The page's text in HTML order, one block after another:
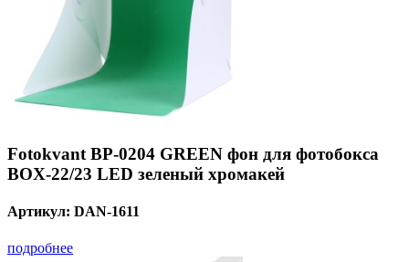
Fotokvant BP-0204 GREEN фон для фотобокса
BOX-22/23 LED зеленый хромакей
Артикул: DAN-1611
подробнее